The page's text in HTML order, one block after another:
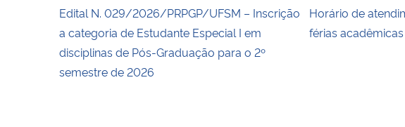
Edital N. 029/2026/PRPGP/UFSM – Inscrição
a categoria de Estudante Especial I em
disciplinas de Pós-Graduação para o 2º
semestre de 2026
Horário de
férias acadêmicas